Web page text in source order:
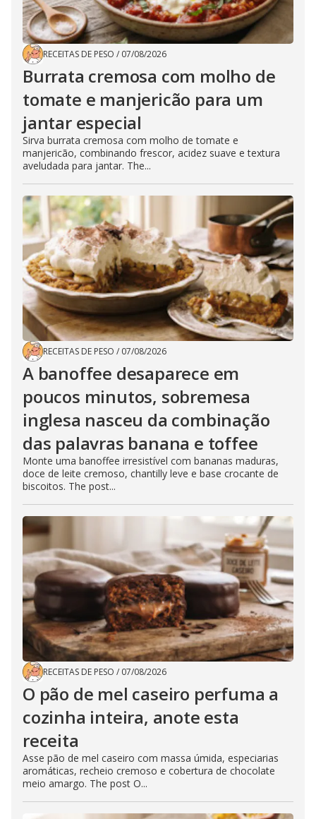
RECEITAS DE PESO / 07/08/2026
Burrata cremosa com molho de
tomate e manjericão para um
jantar especial
Sirva burrata cremosa com molho de tomate e
manjericão, combinando frescor, acidez suave e textura
aveludada para jantar. The...
RECEITAS DE PESO / 07/08/2026
A banoffee desaparece em
poucos minutos, sobremesa
inglesa nasceu da combinação
das palavras banana e toffee
Monte uma banoffee irresistível com bananas maduras,
doce de leite cremoso, chantilly leve e base crocante de
biscoitos. The post...
RECEITAS DE PESO / 07/08/2026
O pão de mel caseiro perfuma a
cozinha inteira, anote esta
receita
Asse pão de mel caseiro com massa úmida, especiarias
aromáticas, recheio cremoso e cobertura de chocolate
meio amargo. The post O...